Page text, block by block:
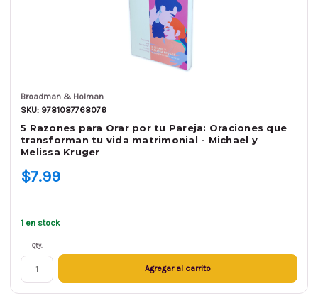
Broadman & Holman
SKU: 9781087768076
5 Razones para Orar por tu Pareja: Oraciones que
transforman tu vida matrimonial - Michael y
Melissa Kruger
$7.99
1 en stock
Qty.
Agregar al carrito